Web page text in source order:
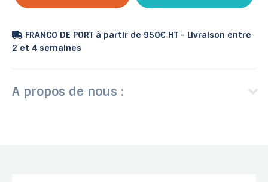
FRANCO DE PORT à partir de 950€ HT - Livraison entre
2 et 4 semaines
A propos de nous :